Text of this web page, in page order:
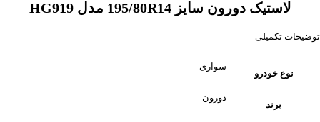
لاستیک دورون سایز 195/80R14 مدل HG919
توضیحات تکمیلی
نوع خودرو
سواری
برند
دورون